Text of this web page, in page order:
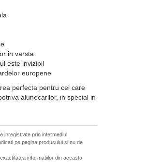
in varsta
este invizibil
europene
perfecta pentru cei care
alunecarilor, in special in
inregistrate prin intermediul
pe pagina produsului si nu de
informatiilor din aceasta